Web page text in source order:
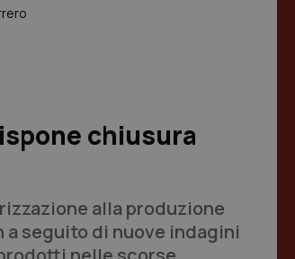
chiusura
alla produzione
seguito di nuove indagini